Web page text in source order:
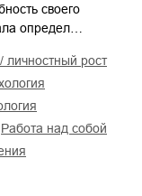
своего
определ…
личностный рост
работа над собой